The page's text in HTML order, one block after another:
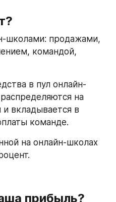
школами: продажами,
командой,
в пул онлайн-
на
вкладывается в
команде.
на онлайн-школах
прибыль?